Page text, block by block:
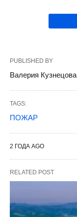
PUBLISHED BY
Валерия Кузнецова
TAGS:
ПОЖАР
2 ГОДА AGO
RELATED POST